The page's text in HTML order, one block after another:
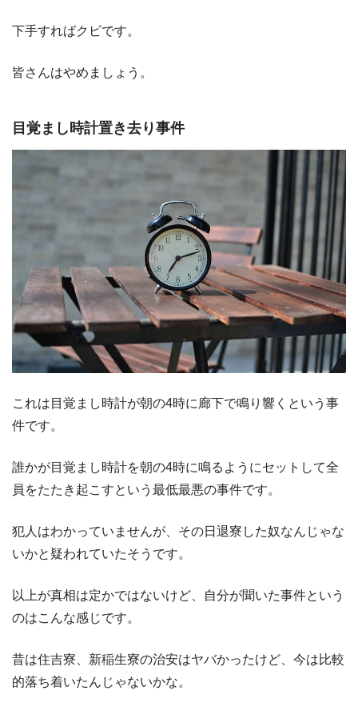
下手すればクビです。
皆さんはやめましょう。
目覚まし時計置き去り事件
これは目覚まし時計が朝の4時に廊下で鳴り響くという事
件です。
誰かが目覚まし時計を朝の4時に鳴るようにセットして全
員をたたき起こすという最低最悪の事件です。
犯人はわかっていませんが、その日退寮した奴なんじゃな
いかと疑われていたそうです。
以上が真相は定かではないけど、自分が聞いた事件という
のはこんな感じです。
昔は住吉寮、新稲生寮の治安はヤバかったけど、今は比較
的落ち着いたんじゃないかな。